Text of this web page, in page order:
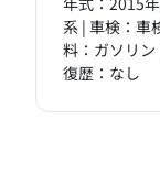
系 | 車検：車
料：ガソリン
復歴：なし